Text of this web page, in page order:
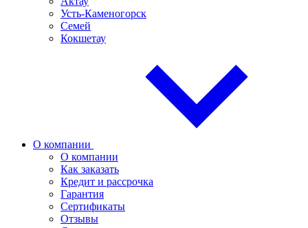
Усть-Каменогорск
Семей
Кокшетау
О компании
О компании
Как заказать
Кредит и рассрочка
Гарантия
Сертификаты
Отзывы